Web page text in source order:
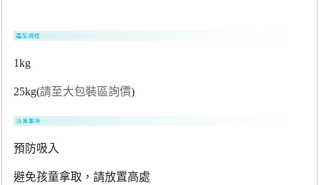
1kg
25kg(請至大包裝區詢價)
預防吸入
避免孩童拿取，請放置高處